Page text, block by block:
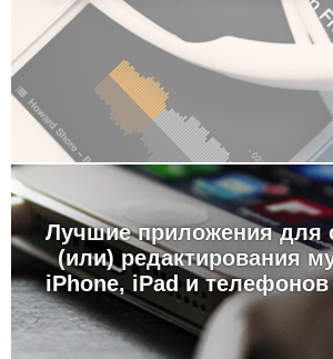
Лучшие приложения для
(или) редактирования
iPhone, iPad и